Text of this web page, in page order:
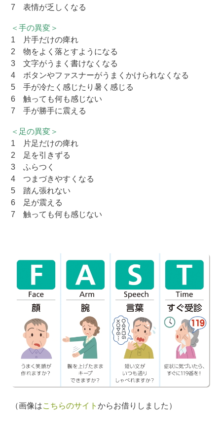
7 表情が乏しくなる
＜手の異変＞
1 片手だけの痺れ
2 物をよく落とすようになる
3 文字がうまく書けなくなる
4 ボタンやファスナーがうまくかけられなくなる
5 手が冷たく感じたり暑く感じる
6 触っても何も感じない
7 手が勝手に震える
＜足の異変＞
1 片足だけの痺れ
2 足を引きずる
3 ふらつく
4 つまづきやすくなる
5 踏ん張れない
6 足が震える
7 触っても何も感じない
（画像はこちらのサイトからお借りしました）